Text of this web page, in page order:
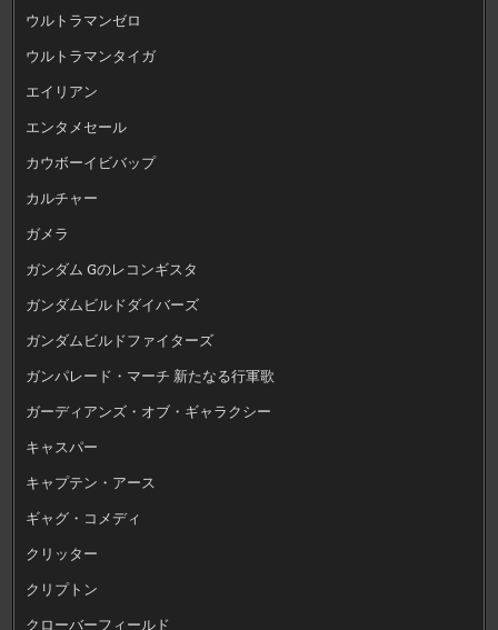
ウルトラマンゼロ
ウルトラマンタイガ
エイリアン
エンタメセール
カウボーイビバップ
カルチャー
ガメラ
ガンダム Gのレコンギスタ
ガンダムビルドダイバーズ
ガンダムビルドファイターズ
ガンパレード・マーチ 新たなる行軍歌
ガーディアンズ・オブ・ギャラクシー
キャスパー
キャプテン・アース
ギャグ・コメディ
クリッター
クリプトン
クローバーフィールド